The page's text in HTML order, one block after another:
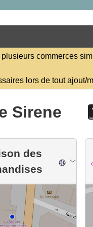
commerces
lors de tout ajout/
Sirene
des